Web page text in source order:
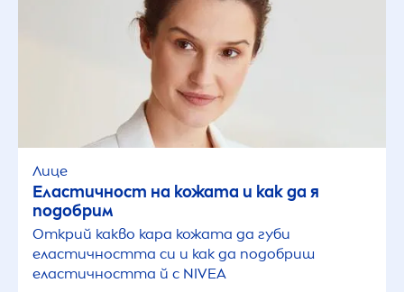
Лице
Еластичност на кожата и как да я
подобрим
Открий какво кара кожата да губи
еластичността си и как да подобриш
еластичността й с NIVEA